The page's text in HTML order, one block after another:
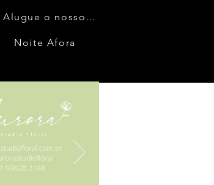
Alugue o nosso espaço
Noite Afora